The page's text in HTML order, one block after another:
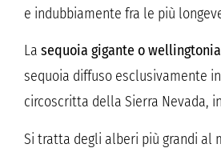
e indubbiamente fra le più
La sequoia gigante o wellingtonia
sequoia diffuso esclusivamente in
circoscritta della Sierra Nevada,
Si tratta degli alberi più grandi al